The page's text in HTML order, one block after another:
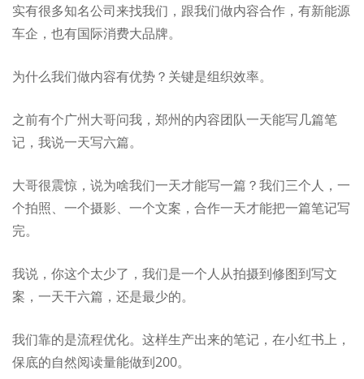
实有很多知名公司来找我们，跟我们做内容合作，有新能源
车企，也有国际消费大品牌。
为什么我们做内容有优势？关键是组织效率。
之前有个广州大哥问我，郑州的内容团队一天能写几篇笔
记，我说一天写六篇。
大哥很震惊，说为啥我们一天才能写一篇？我们三个人，一
个拍照、一个摄影、一个文案，合作一天才能把一篇笔记写
完。
我说，你这个太少了，我们是一个人从拍摄到修图到写文
案，一天干六篇，还是最少的。
我们靠的是流程优化。这样生产出来的笔记，在小红书上，
保底的自然阅读量能做到200。